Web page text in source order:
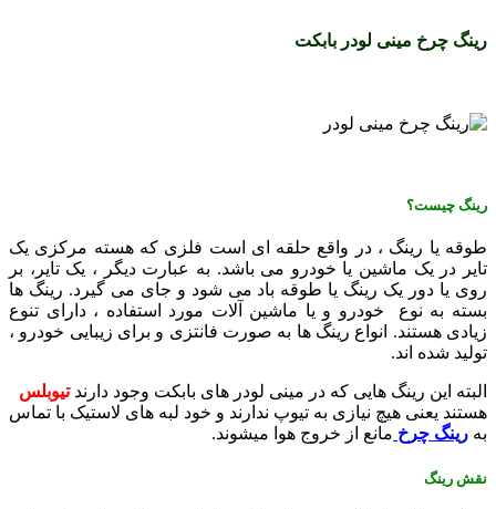
رینگ چرخ مینی لودر بابکت
رینگ چیست؟
طوقه یا رینگ ، در واقع حلقه ‌ای است فلزی که هسته مرکزی یک
تایر در یک ماشین یا خودرو می باشد. به عبارت دیگر ، یک تایر، بر
روی یا دور یک رینگ یا طوقه باد می ‌شود و جای می گیرد. رینگ ها
بسته به نوع خودرو و یا ماشین آلات مورد استفاده ، دارای تنوع
زیادی هستند. انواع رینگ ها به صورت فانتزی و برای زیبایی خودرو ،
تولید شده‌ اند.
البته این رینگ هایی که در مینی لودر های بابکت وجود دارندتیوبلس
هستند یعنی هیچ نیازی به تیوپ ندارند و خود لبه های لاستیک با تماس
به رینگ چرخ مانع از خروج هوا میشوند.
نقش رینگ